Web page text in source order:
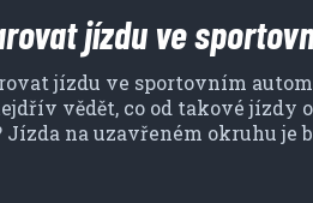
jízdu ve
jízdu ve sportovním
vědět, co od takové jízdy
na uzavřeném okruhu je